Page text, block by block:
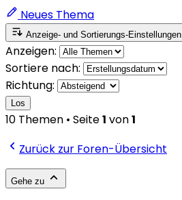
Neues Thema
Anzeige- und Sortierungs-Einstellungen
Anzeigen:
Sortiere nach:
Richtung:
Los
10 Themen • Seite1 von1
Zurück zur Foren-Übersicht
Gehe zu